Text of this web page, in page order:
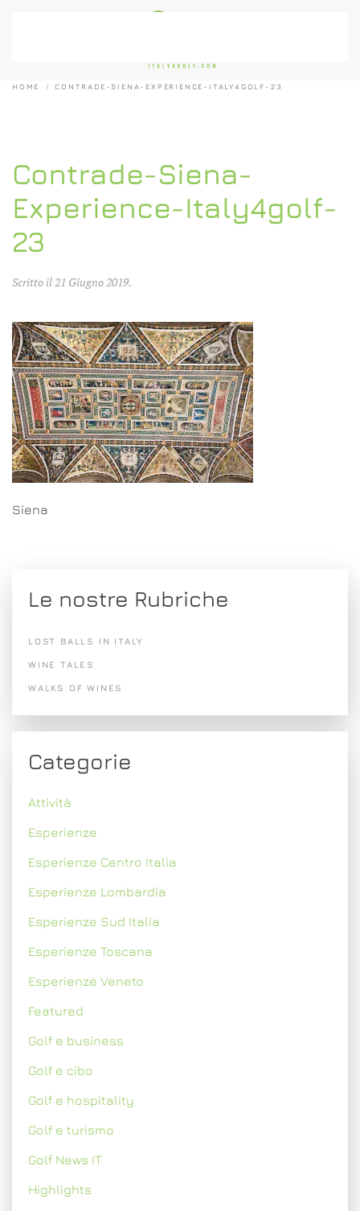
HOME CONTRADE-SIENA-EXPERIENCE-ITALY4GOLF-23
Contrade-Siena-
Experience-Italy4golf-
23
Scritto il21 Giugno 2019.
Siena
Le nostre Rubriche
LOST BALLS IN ITALY
WINE TALES
WALKS OF WINES
Categorie
Attività
Esperienze
Esperienze Centro Italia
Esperienze Lombardia
Esperienze Sud Italia
Esperienze Toscana
Esperienze Veneto
Featured
Golf e business
Golf e cibo
Golf e hospitality
Golf e turismo
Golf News IT
Highlights